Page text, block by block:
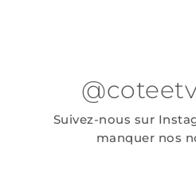
Suivez-nous sur
manquer nos